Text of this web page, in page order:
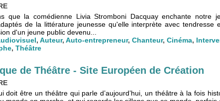
que la comédienne Livia Stromboni Dacquay enchante notre
de la littérature jeunesse qu'elle interprète avec tendresse
d'un jeune public devenu...
, Auteur, Auto-entrepreneur, Chanteur, Cinéma,
, Théâtre
de Théâtre - Site Européen de Création
doit être un théâtre qui parle d’aujourd’hui, un théâtre à la fois